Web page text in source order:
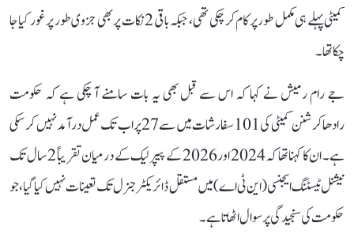
کمیٹی پہلے ہی مکمل طور پر کام کر چکی تھی، جبکہ باقی 2 نکات پر بھی جزوی طور پر غور کیا جا
چکا تھا۔
جے رام رمیش نے کہا کہ اس سے قبل بھی یہ بات سامنے آ چکی ہے کہ حکومت
رادھاکرشنن کمیٹی کی 101 سفارشات میں سے 27 پر اب تک عمل درآمد نہیں کر سکی
ہے۔ ان کا کہنا تھا کہ 2024 اور 2026 کے پیپر لیک کے درمیان تقریباً 2 سال تک
نیشنل ٹیسٹنگ ایجنسی (این ٹی اے) میں مستقل ڈائریکٹر جنرل تک تعینات نہیں کیا گیا، جو
حکومت کی سنجیدگی پر سوال اٹھاتا ہے۔